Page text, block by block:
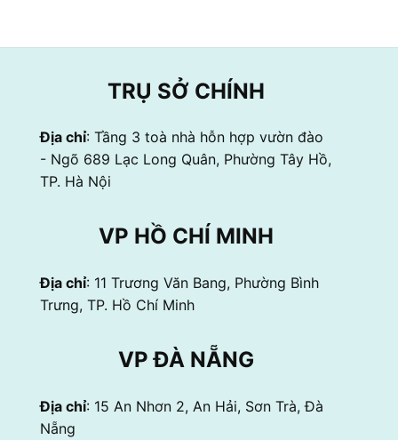
TRỤ SỞ CHÍNH
Địa chỉ: Tầng 3 toà nhà hỗn hợp vườn đào
- Ngõ 689 Lạc Long Quân, Phường Tây Hồ,
TP. Hà Nội
VP HỒ CHÍ MINH
Địa chỉ: 11 Trương Văn Bang, Phường Bình
Trưng, TP. Hồ Chí Minh
VP ĐÀ NẴNG
Địa chỉ: 15 An Nhơn 2, An Hải, Sơn Trà, Đà
Nẵng